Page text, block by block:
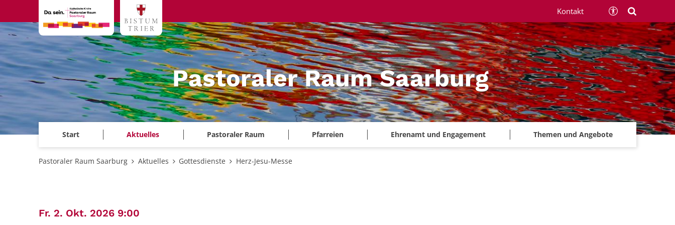
Zum Inhalt springen
Pastoraler Raum Saarburg
Start Aktuelles Pastoraler Raum Pfarreien Ehrenamt und Engagement Themen und Angebote
Kontakt
Pastoraler Raum Saarburg Aktuelles Gottesdienste Herz-Jesu-Messe
Fr. 2. Okt. 2026 9:00